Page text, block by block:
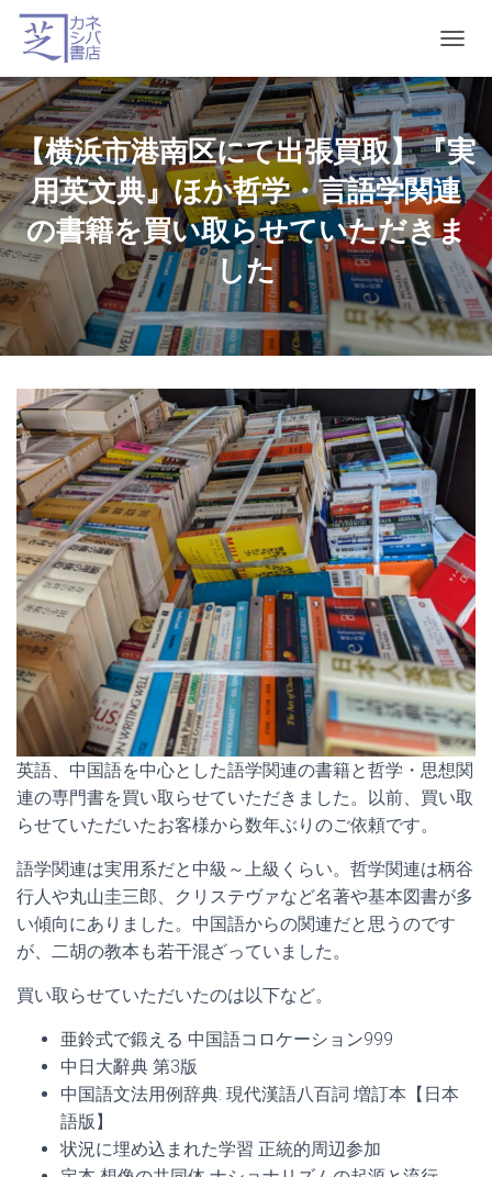
O
G
G
L
E
N
A
V
I
G
T
I
O
【横浜市港南区にて出張買取】『実
用英文典』ほか哲学・言語学関連
の書籍を買い取らせていただきま
した
英語、中国語を中心とした語学関連の書籍と哲学・思想関
連の専門書を買い取らせていただきました。以前、買い取
らせていただいたお客様から数年ぶりのご依頼です。
語学関連は実用系だと中級～上級くらい。哲学関連は柄谷
行人や丸山圭三郎、クリステヴァなど名著や基本図書が多
い傾向にありました。中国語からの関連だと思うのです
が、二胡の教本も若干混ざっていました。
買い取らせていただいたのは以下など。
亜鈴式で鍛える 中国語コロケーション999
中日大辭典 第3版
中国語文法用例辞典: 現代漢語八百詞 増訂本【日本
語版】
状況に埋め込まれた学習 正統的周辺参加